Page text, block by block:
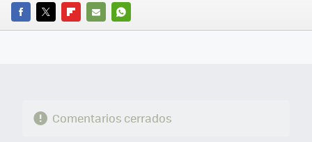
FACEBOOK
TWITTERFLIPBOARD
E-
WHATSAPP
Comentarios cerrados